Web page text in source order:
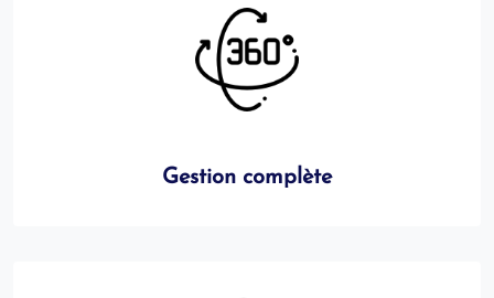
Gestion complète